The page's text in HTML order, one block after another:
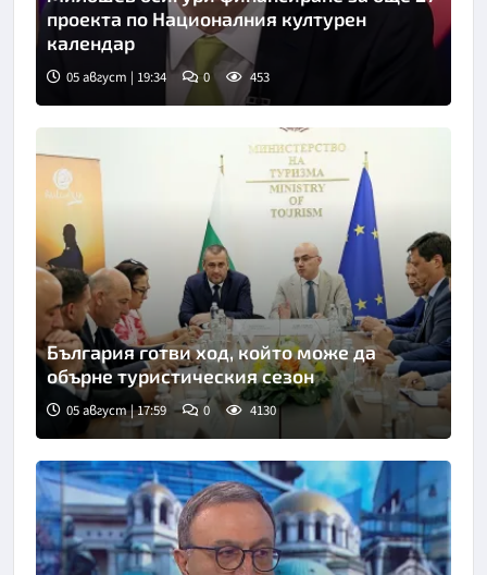
Снимка: Нова телевизия
проекта по Националния културен
календар
05 август | 19:34 0 453
България готви ход, който може да
обърне туристическия сезон
05 август | 17:59 0 4130